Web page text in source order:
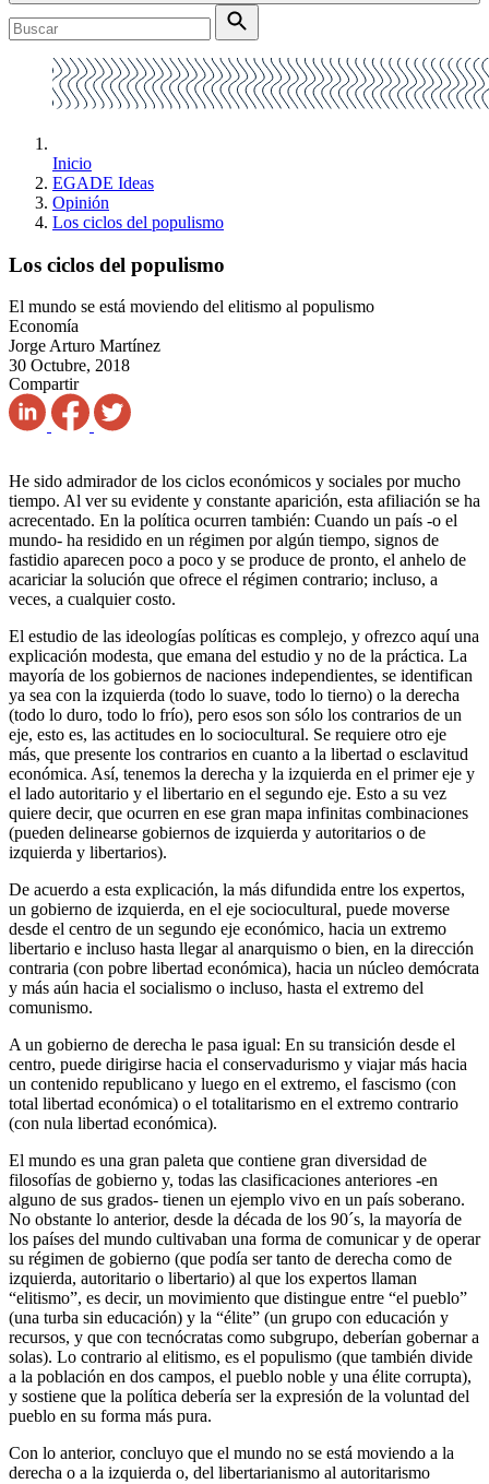
Inicio
EGADE Ideas
Opinión
Los ciclos del populismo
Los ciclos del populismo
El mundo se está moviendo del elitismo al populismo
Economía
Jorge Arturo Martínez
30 Octubre, 2018
Compartir
He sido admirador de los ciclos económicos y sociales por mucho
tiempo. Al ver su evidente y constante aparición, esta afiliación se ha
acrecentado. En la política ocurren también: Cuando un país -o el
mundo- ha residido en un régimen por algún tiempo, signos de
fastidio aparecen poco a poco y se produce de pronto, el anhelo de
acariciar la solución que ofrece el régimen contrario; incluso, a
veces, a cualquier costo.
El estudio de las ideologías políticas es complejo, y ofrezco aquí una
explicación modesta, que emana del estudio y no de la práctica. La
mayoría de los gobiernos de naciones independientes, se identifican
ya sea con la izquierda (todo lo suave, todo lo tierno) o la derecha
(todo lo duro, todo lo frío), pero esos son sólo los contrarios de un
eje, esto es, las actitudes en lo sociocultural. Se requiere otro eje
más, que presente los contrarios en cuanto a la libertad o esclavitud
económica. Así, tenemos la derecha y la izquierda en el primer eje y
el lado autoritario y el libertario en el segundo eje. Esto a su vez
quiere decir, que ocurren en ese gran mapa infinitas combinaciones
(pueden delinearse gobiernos de izquierda y autoritarios o de
izquierda y libertarios).
De acuerdo a esta explicación, la más difundida entre los expertos,
un gobierno de izquierda, en el eje sociocultural, puede moverse
desde el centro de un segundo eje económico, hacia un extremo
libertario e incluso hasta llegar al anarquismo o bien, en la dirección
contraria (con pobre libertad económica), hacia un núcleo demócrata
y más aún hacia el socialismo o incluso, hasta el extremo del
comunismo.
A un gobierno de derecha le pasa igual: En su transición desde el
centro, puede dirigirse hacia el conservadurismo y viajar más hacia
un contenido republicano y luego en el extremo, el fascismo (con
total libertad económica) o el totalitarismo en el extremo contrario
(con nula libertad económica).
El mundo es una gran paleta que contiene gran diversidad de
filosofías de gobierno y, todas las clasificaciones anteriores -en
alguno de sus grados- tienen un ejemplo vivo en un país soberano.
No obstante lo anterior, desde la década de los 90´s, la mayoría de
los países del mundo cultivaban una forma de comunicar y de operar
su régimen de gobierno (que podía ser tanto de derecha como de
izquierda, autoritario o libertario) al que los expertos llaman
“elitismo”, es decir, un movimiento que distingue entre “el pueblo”
(una turba sin educación) y la “élite” (un grupo con educación y
recursos, y que con tecnócratas como subgrupo, deberían gobernar a
solas). Lo contrario al elitismo, es el populismo (que también divide
a la población en dos campos, el pueblo noble y una élite corrupta),
y sostiene que la política debería ser la expresión de la voluntad del
pueblo en su forma más pura.
Con lo anterior, concluyo que el mundo no se está moviendo a la
derecha o a la izquierda o, del libertarianismo al autoritarismo